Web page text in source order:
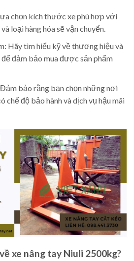
chọn kích thước xe phù hợp với
loại hàng hóa sẽ vận chuyển.
Hãy tìm hiểu kỹ về thương hiệu và
đảm bảo mua được sản phẩm
bảo rằng bạn chọn những nơi
chế độ bảo hành và dịch vụ hậu mãi
xe nâng tay Niuli 2500kg?